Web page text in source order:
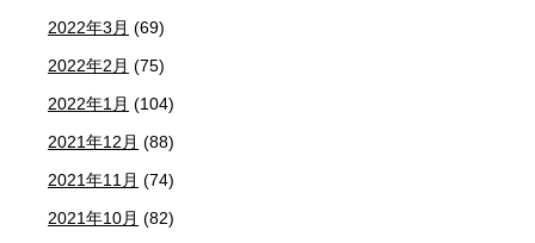
2022年3月 (69)
2022年2月 (75)
2022年1月 (104)
2021年12月 (88)
2021年11月 (74)
2021年10月 (82)